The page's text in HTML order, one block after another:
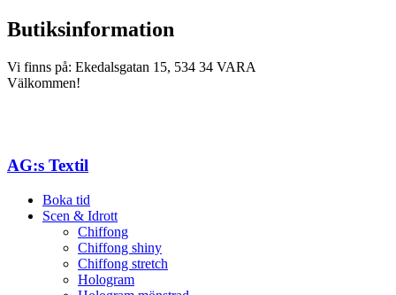
Butiksinformation
Vi finns på: Ekedalsgatan 15, 534 34 VARA
Välkommen!
AG:s Textil
Boka tid
Scen & Idrott
Chiffong
Chiffong shiny
Chiffong stretch
Hologram